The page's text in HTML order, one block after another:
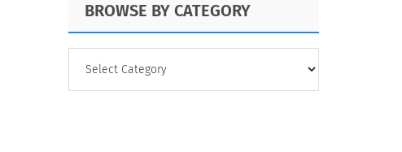
BROWSE BY CATEGORY
CATEGORY